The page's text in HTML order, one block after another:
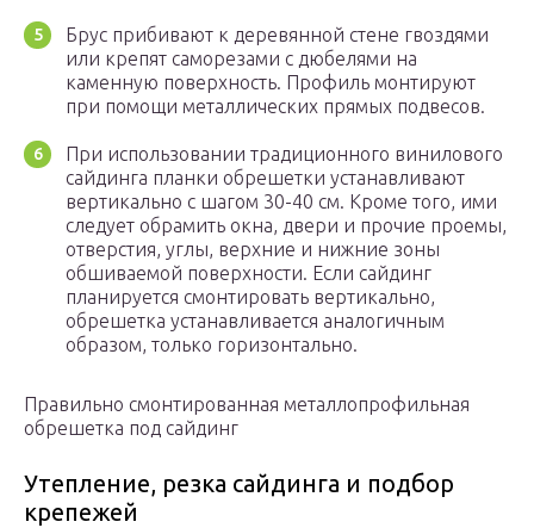
Брус прибивают к деревянной стене гвоздями
или крепят саморезами с дюбелями на
каменную поверхность. Профиль монтируют
при помощи металлических прямых подвесов.
При использовании традиционного винилового
сайдинга планки обрешетки устанавливают
вертикально с шагом 30-40 см. Кроме того, ими
следует обрамить окна, двери и прочие проемы,
отверстия, углы, верхние и нижние зоны
обшиваемой поверхности. Если сайдинг
планируется смонтировать вертикально,
обрешетка устанавливается аналогичным
образом, только горизонтально.
Правильно смонтированная металлопрофильная
обрешетка под сайдинг
Утепление, резка сайдинга и подбор
крепежей